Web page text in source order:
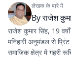
लेखक के बारे में
Byराजेश
राजेश कुमार सिंह, 19
मनिहारी अनुमंडल से
समाजिक क्षेत्र में गहरी